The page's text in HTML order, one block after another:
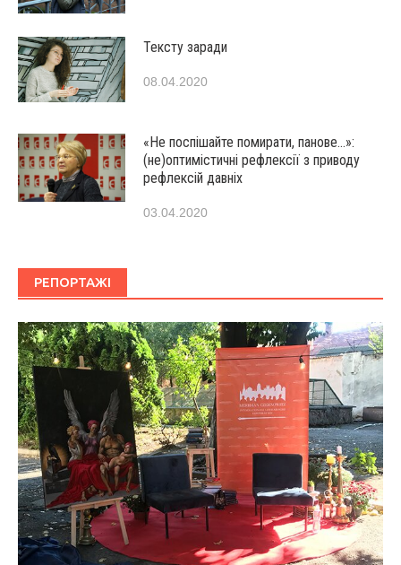
Тексту заради
08.04.2020
«Не поспішайте помирати, панове…»:
(не)оптимістичні рефлексії з приводу
рефлексій давніх
03.04.2020
РЕПОРТАЖІ